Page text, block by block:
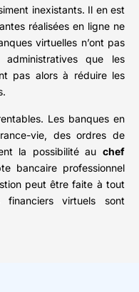
inexistants. Il en est
réalisées en ligne ne
virtuelles n’ont pas
que les
pas alors à réduire les
Les banques en
vie, des ordres de
la possibilité au chef
bancaire professionnel
peut être faite à tout
financiers virtuels sont